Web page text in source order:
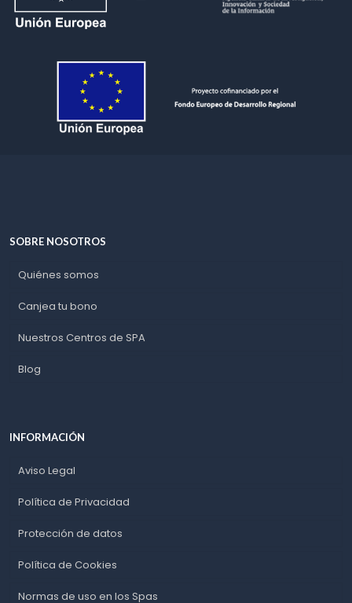
SOBRE NOSOTROS
Quiénes somos
Canjea tu bono
Nuestros Centros de SPA
Blog
INFORMACIÓN
Aviso Legal
Política de Privacidad
Protección de datos
Política de Cookies
Normas de uso en los Spas